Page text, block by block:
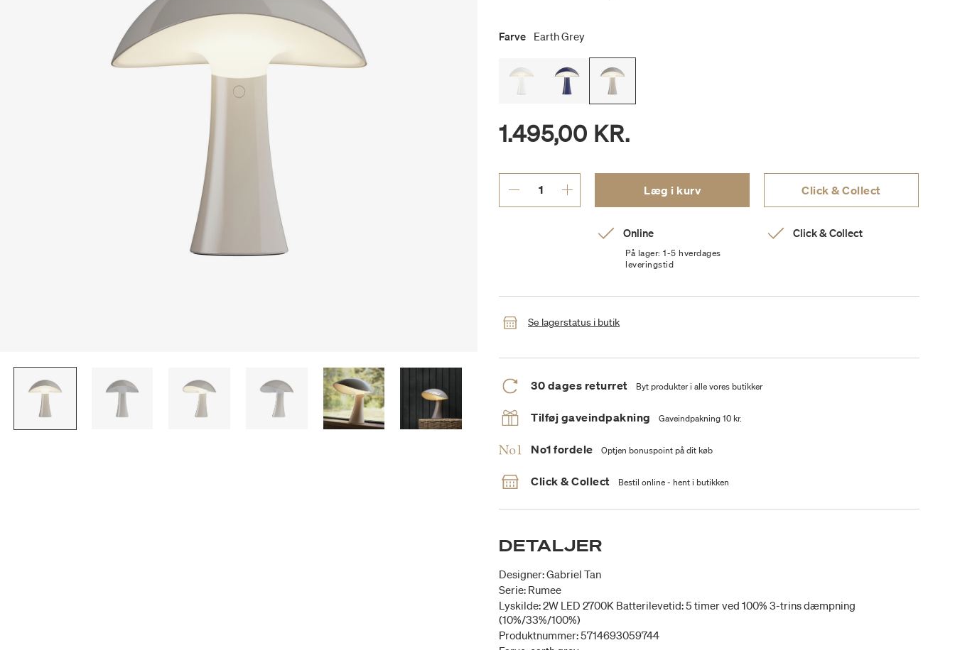
Farve Earth Grey
1.495,00 KR.
Læg i kurv Click & Collect
Online
På lager: 1-5 hverdages
leveringstid
Click & Collect
Se lagerstatus i butik
30 dages returret Byt produkter i alle vores butikker
Tilføj gaveindpakning Gaveindpakning 10 kr.
No1 fordele Optjen bonuspoint på dit køb
Click & Collect Bestil online - hent i butikken
DETALJER
Designer: Gabriel Tan
Serie: Rumee
Lyskilde: 2W LED 2700K Batterilevetid: 5 timer ved 100% 3-trins dæmpning
(10%/33%/100%)
Produktnummer: 5714693059744